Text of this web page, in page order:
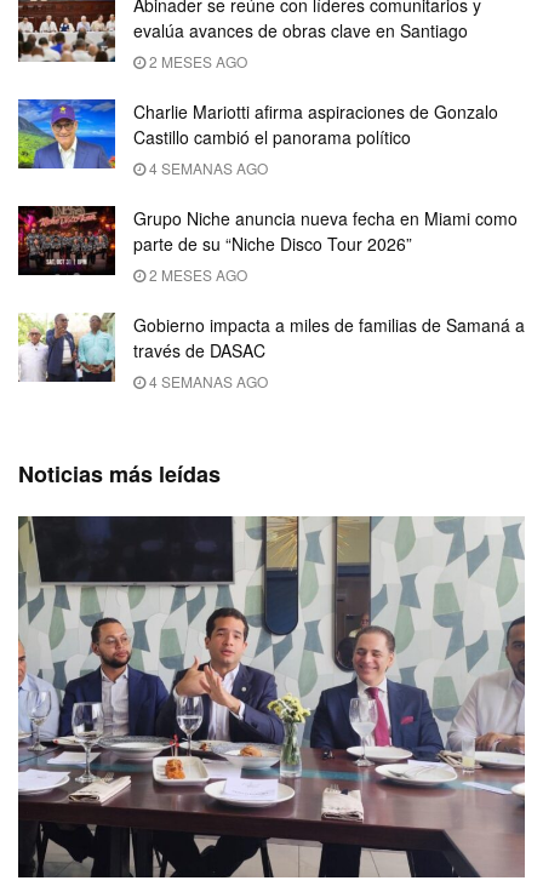
evalúa avances de obras clave en Santiago
2 MESES AGO
Charlie Mariotti afirma aspiraciones de Gonzalo
Castillo cambió el panorama político
4 SEMANAS AGO
Grupo Niche anuncia nueva fecha en Miami como
parte de su “Niche Disco Tour 2026”
2 MESES AGO
Gobierno impacta a miles de familias de Samaná a
través de DASAC
4 SEMANAS AGO
Noticias más leídas